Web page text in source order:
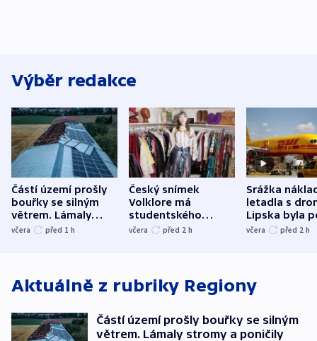
Výběr redakce
Částí území prošly
bouřky se silným
větrem. Lámaly
stromy a poničily
včera před 1 h
Český snímek
Volklore má
studentského
Oscara, zabojuje o
včera před 2 h
Srážka
letadla s
Lipska byla
německého
včera před 2 h
Aktuálně z rubriky Regiony
Částí území prošly bouřky se silným
větrem. Lámaly stromy a poničily